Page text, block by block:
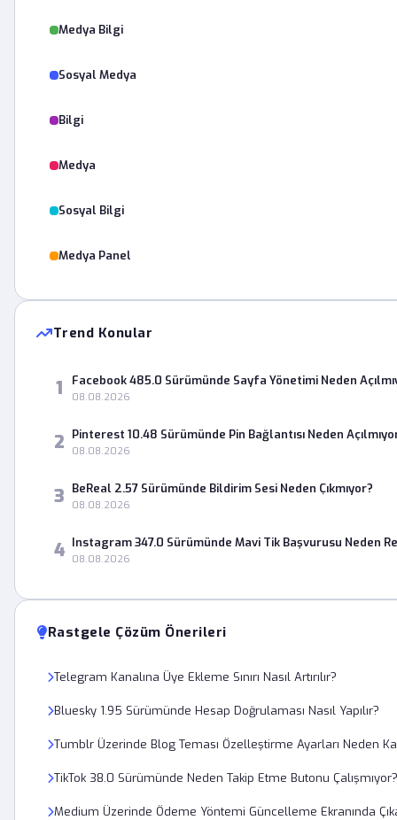
Medya Bilgi
Sosyal Medya
Bilgi
Medya
Sosyal Bilgi
Medya Panel
Trend Konular
1 Facebook 485.0 Sürümünde Sayfa Yönetimi Neden
08.08.2026
2 Pinterest 10.48 Sürümünde Pin Bağlantısı Neden
08.08.2026
3 BeReal 2.57 Sürümünde Bildirim Sesi Neden Çıkmıyor?
08.08.2026
4 Instagram 347.0 Sürümünde Mavi Tik Başvurusu Neden
08.08.2026
Rastgele Çözüm Önerileri
Telegram Kanalına Üye Ekleme Sınırı Nasıl Artırılır?
Bluesky 1.95 Sürümünde Hesap Doğrulaması Nasıl Yapılır?
Tumblr Üzerinde Blog Teması Özelleştirme Ayarları Neden
TikTok 38.0 Sürümünde Neden Takip Etme Butonu Çalışmıyor?
Medium Üzerinde Ödeme Yöntemi Güncelleme Ekranında